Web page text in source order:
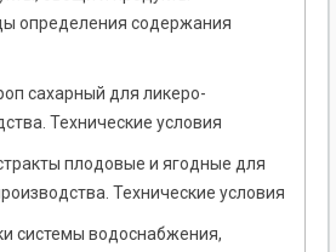
определения содержания
сахарный для ликеро-
Технические условия
плодовые и ягодные для
Технические условия
системы водоснабжения,